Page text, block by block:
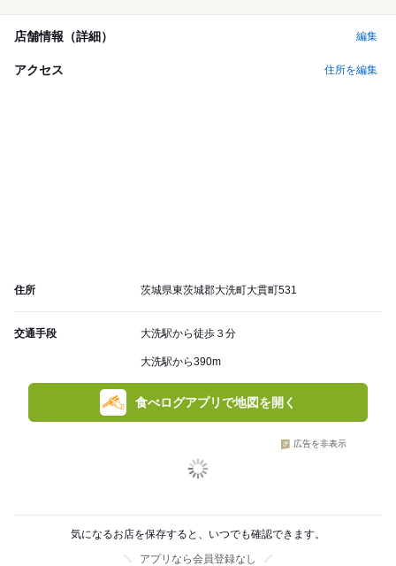
店舗情報（詳細） 編集
アクセス 住所を編集
住所 茨城県東茨城郡大洗町大貫町531
交通手段 大洗駅から徒歩３分
大洗駅から390m
食べログアプリで地図を開く
広告を非表示
気になるお店を保存すると、いつでも確認できます。
アプリなら会員登録なし